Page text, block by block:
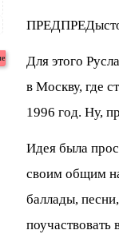
Для этого
в Москву, где
1996 год. Ну,
Идея была
своим общим
баллады,
поучаствовать